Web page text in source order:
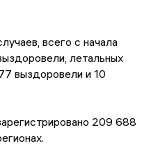
всего с начала
летальных
выздоровели и 10
209 688